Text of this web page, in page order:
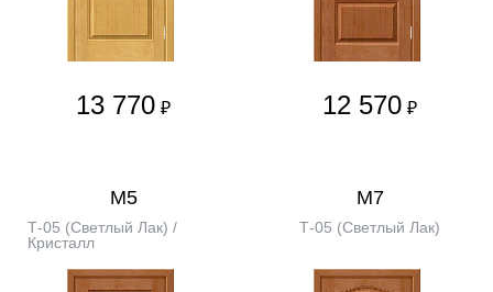
13 770 ₽ 12 570 ₽
М5
Т-05 (Светлый Лак) /
Кристалл
М7
Т-05 (Светлый Лак)